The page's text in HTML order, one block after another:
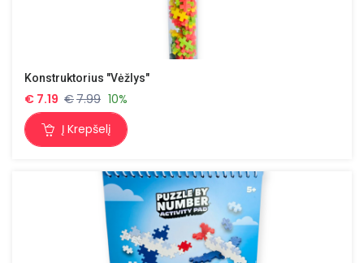
Konstruktorius "Vėžlys"
€ 7.19 €7.99 10%
Į Krepšelį